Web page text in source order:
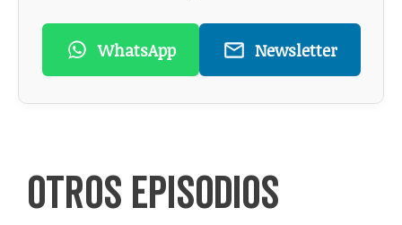
WhatsApp Newsletter
Otros episodios